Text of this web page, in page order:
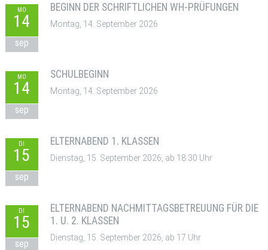
MO
14
sep
BEGINN DER SCHRIFTLICHEN WH-PRÜFUNGEN
Montag, 14. September 2026
MO
14
sep
SCHULBEGINN
Montag, 14. September 2026
DI
15
sep
ELTERNABEND 1. KLASSEN
Dienstag, 15. September 2026, ab 18:30 Uhr
DI
15
sep
ELTERNABEND NACHMITTAGSBETREUUNG FÜR DIE
1. U. 2. KLASSEN
Dienstag, 15. September 2026, ab 17 Uhr